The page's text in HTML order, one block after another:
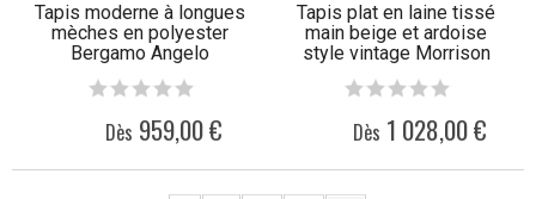
Tapis moderne à longues
mèches en polyester
Bergamo Angelo
Dès 959,00 €
Tapis plat en laine tissé
main beige et ardoise
style vintage Morrison
Dès 1 028,00 €